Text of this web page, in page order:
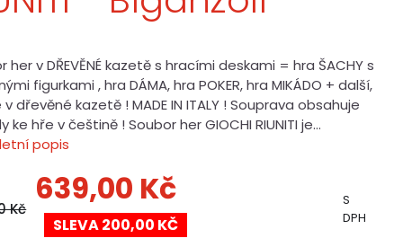
her v DŘEVĚNÉ kazetě s hracími deskami = hra ŠACHY s
figurkami , hra DÁMA, hra POKER, hra MIKÁDO + další,
dřevěné kazetě ! MADE IN ITALY ! Souprava obsahuje
ke hře v češtině ! Soubor her GIOCHI RIUNITI je...
popis
Kč
639,00 Kč
SLEVA 200,00 KČ
S
DPH